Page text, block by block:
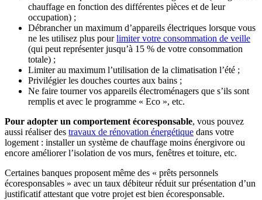
chauffage en fonction des différentes pièces et de leur
occupation) ;
Débrancher un maximum d’appareils électriques lorsque vous
ne les utilisez plus pourlimiter votre consommation de veille
(qui peut représenter jusqu’à 15 % de votre consommation
totale) ;
Limiter au maximum l’utilisation de la climatisation l’été ;
Privilégier les douches courtes aux bains ;
Ne faire tourner vos appareils électroménagers que s’ils sont
remplis et avec le programme « Eco », etc.
Pour adopter un comportement écoresponsable, vous pouvez
aussi réaliser des travaux de rénovation énergétique dans votre
logement : installer un système de chauffage moins énergivore ou
encore améliorer l’isolation de vos murs, fenêtres et toiture, etc.
Certaines banques proposent même des « prêts personnels
écoresponsables » avec un taux débiteur réduit sur présentation d’un
justificatif attestant que votre projet est bien écoresponsable.